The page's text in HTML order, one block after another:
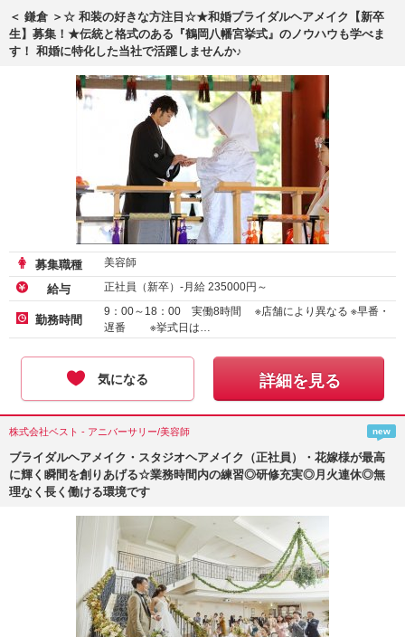
＜ 鎌倉 ＞☆ 和装の好きな方注目☆★和婚ブライダルヘアメイク【新卒
生】募集！★伝統と格式のある『鶴岡八幡宮挙式』のノウハウも学べま
す！ 和婚に特化した当社で活躍しませんか♪
募集職種 美容師
給与 正社員（新卒）-月給 235000円～
勤務時間
9：00～18：00 実働8時間 ※店舗により異なる ※早番・
遅番 ※挙式日は…
気になる 詳細を見る
株式会社ベスト - アニバーサリー/美容師 new
ブライダルヘアメイク・スタジオヘアメイク（正社員）・花嫁様が最高
に輝く瞬間を創りあげる☆業務時間内の練習◎研修充実◎月火連休◎無
理なく長く働ける環境です